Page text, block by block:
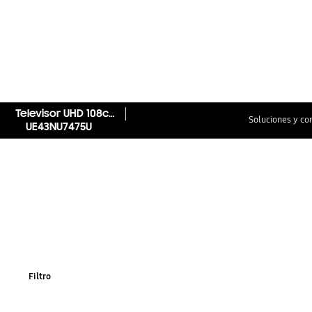
Televisor UHD 108cm 43" 4K UHD Smart TV Serie NU7475
UE43NU7475U
Soluciones y
Filtro